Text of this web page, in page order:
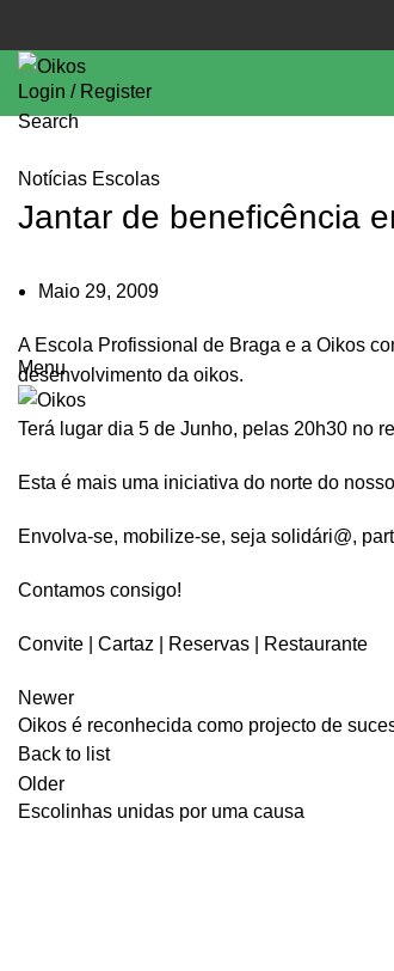
Login / Register
Search
Menu
Notícias Escolas
Jantar de beneficência
Maio 29, 2009
A Escola Profissional de Braga e a Oikos
desenvolvimento da oikos.
Terá lugar dia 5 de Junho, pelas 20h30 no
Esta é mais uma iniciativa do norte do
Envolva-se, mobilize-se, seja solidári@,
Contamos consigo!
Convite Cartaz Reservas Restaurante
Newer
Oikos é reconhecida como projecto de
Back to list
Older
Escolinhas unidas por uma causa